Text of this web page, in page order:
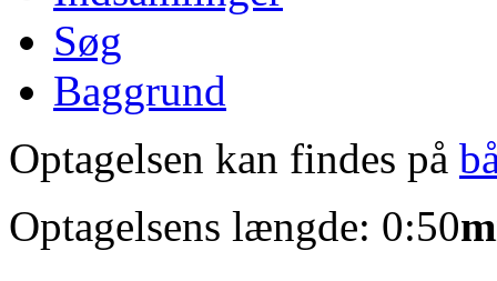
Søg
Baggrund
Optagelsen kan findes på
Optagelsens længde: 0:50